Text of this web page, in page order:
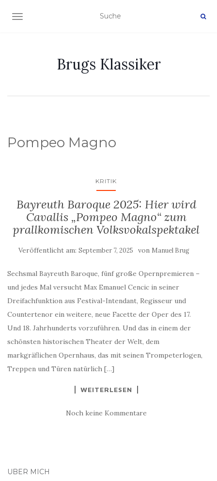
NAVIGATION EIN-/AUSSCHALTEN
Brugs Klassiker
Pompeo Magno
KRITIK
Bayreuth Baroque 2025: Hier wird
Cavallis „Pompeo Magno“ zum
prallkomischen Volksvokalspektakel
Veröffentlicht am: September 7, 2025 von Manuel Brug
Sechsmal Bayreuth Baroque, fünf große Opernpremieren –
und jedes Mal versucht Max Emanuel Cencic in seiner
Dreifachfunktion aus Festival-Intendant, Regisseur und
Countertenor ein weitere, neue Facette der Oper des 17.
Und 18. Jahrhunderts vorzuführen. Und das in einem der
schönsten historischen Theater der Welt, dem
markgräflichen Opernhaus, das mit seinen Trompeterlogen,
Treppen und Türen natürlich […]
WEITERLESEN
Noch keine Kommentare
ÜBER MICH